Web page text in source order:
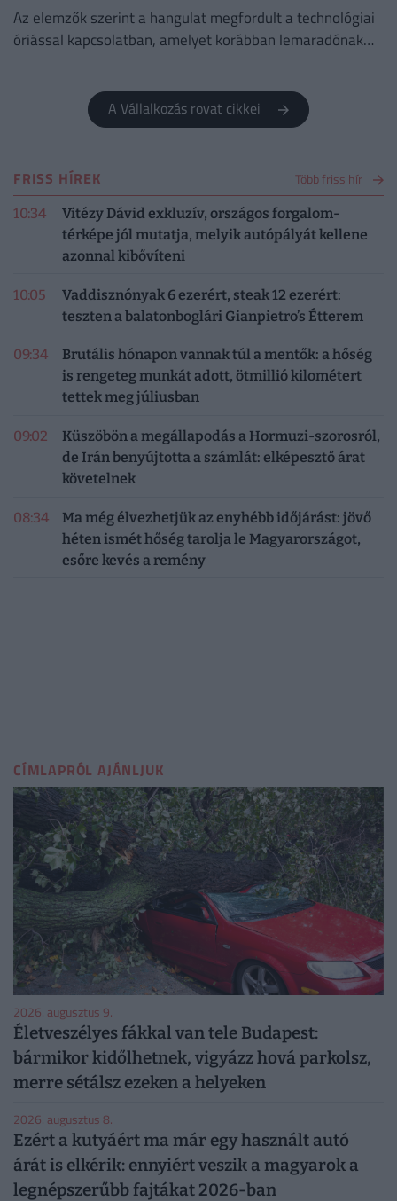
Az elemzők szerint a hangulat megfordult a technológiai
óriással kapcsolatban, amelyet korábban lemaradónak
A Vállalkozás rovat cikkei
FRISS HÍREK Több friss hír
10:34
Vitézy Dávid exkluzív, országos forgalom-
térképe jól mutatja, melyik autópályát kellene
azonnal kibővíteni
10:05
Vaddisznónyak 6 ezerért, steak 12 ezerért:
teszten a balatonboglári Gianpietro’s Étterem
09:34
Brutális hónapon vannak túl a mentők: a hőség
is rengeteg munkát adott, ötmillió kilométert
tettek meg júliusban
09:02
Küszöbön a megállapodás a Hormuzi-szorosról,
de Irán benyújtotta a számlát: elképesztő árat
követelnek
08:34
Ma még élvezhetjük az enyhébb időjárást: jövő
héten ismét hőség tarolja le Magyarországot,
esőre kevés a remény
CÍMLAPRÓL AJÁNLJUK
2026. augusztus 9.
Életveszélyes fákkal van tele Budapest:
bármikor kidőlhetnek, vigyázz hová parkolsz,
merre sétálsz ezeken a helyeken
2026. augusztus 8.
Ezért a kutyáért ma már egy használt autó
árát is elkérik: ennyiért veszik a magyarok a
legnépszerűbb fajtákat 2026-ban